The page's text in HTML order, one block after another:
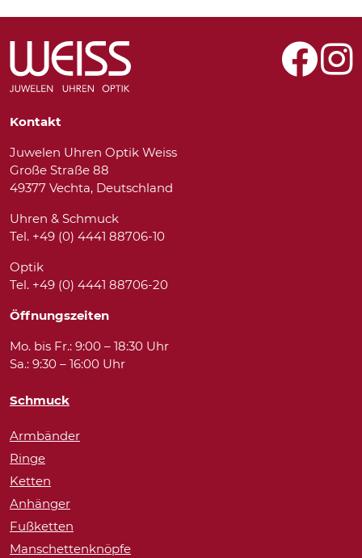
Kontakt
Juwelen Uhren Optik Weiss
Große Straße 88
49377 Vechta, Deutschland
Uhren & Schmuck
Tel. +49 (0) 4441 88706-10
Optik
Tel. +49 (0) 4441 88706-20
Öffnungszeiten
Mo. bis Fr.: 9:00 – 18:30 Uhr
Sa.: 9:30 – 16:00 Uhr
Schmuck
Armbänder
Ringe
Ketten
Anhänger
Fußketten
Manschettenknöpfe